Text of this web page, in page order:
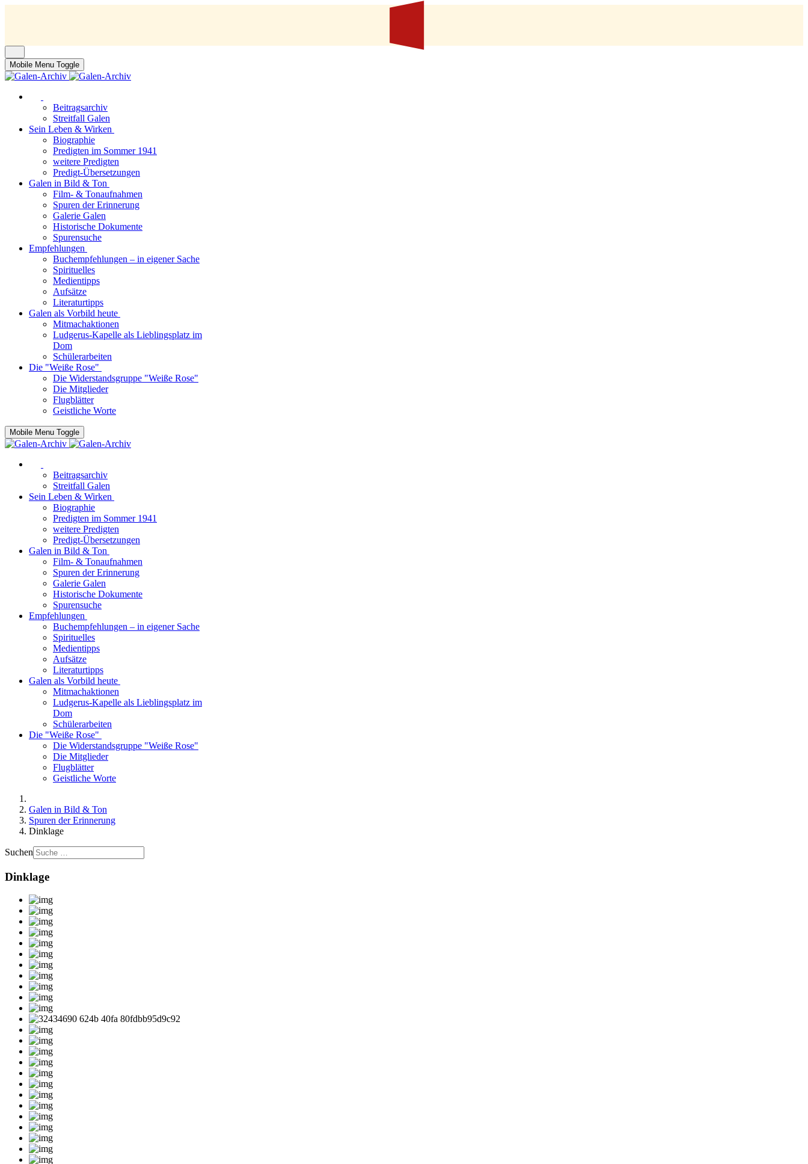
Mobile Menu Toggle
Beitragsarchiv
Streitfall Galen
Sein Leben & Wirken
Biographie
Predigten im Sommer 1941
weitere Predigten
Predigt-Übersetzungen
Galen in Bild & Ton
Film- & Tonaufnahmen
Spuren der Erinnerung
Galerie Galen
Historische Dokumente
Spurensuche
Empfehlungen
Buchempfehlungen – in eigener Sache
Spirituelles
Medientipps
Aufsätze
Literaturtipps
Galen als Vorbild heute
Mitmachaktionen
Ludgerus-Kapelle als Lieblingsplatz im
Dom
Schülerarbeiten
Die "Weiße Rose"
Die Widerstandsgruppe "Weiße Rose"
Die Mitglieder
Flugblätter
Geistliche Worte
Mobile Menu Toggle
Beitragsarchiv
Streitfall Galen
Sein Leben & Wirken
Biographie
Predigten im Sommer 1941
weitere Predigten
Predigt-Übersetzungen
Galen in Bild & Ton
Film- & Tonaufnahmen
Spuren der Erinnerung
Galerie Galen
Historische Dokumente
Spurensuche
Empfehlungen
Buchempfehlungen – in eigener Sache
Spirituelles
Medientipps
Aufsätze
Literaturtipps
Galen als Vorbild heute
Mitmachaktionen
Ludgerus-Kapelle als Lieblingsplatz im
Dom
Schülerarbeiten
Die "Weiße Rose"
Die Widerstandsgruppe "Weiße Rose"
Die Mitglieder
Flugblätter
Geistliche Worte
Galen in Bild & Ton
Spuren der Erinnerung
Dinklage
Suchen
Dinklage